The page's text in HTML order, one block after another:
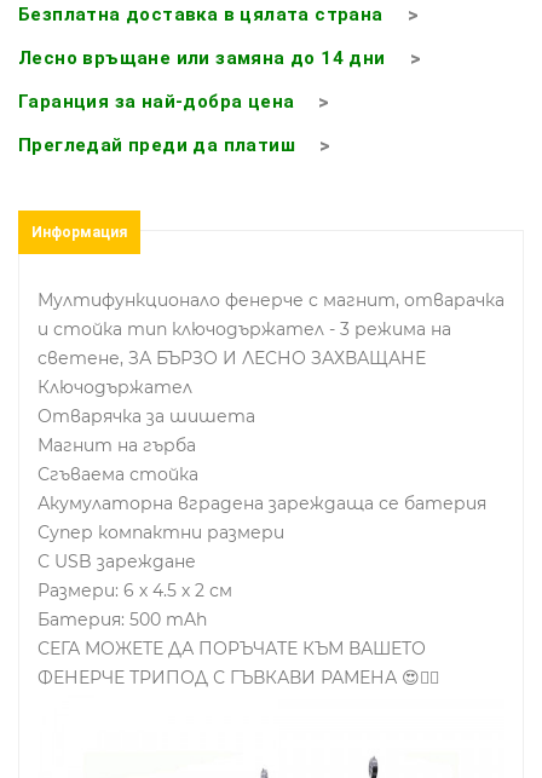
Безплатна доставка в цялата страна
Лесно връщане или замяна до 14 дни
Гаранция за най-добра цена
Прегледай преди да платиш
Информация
Мултифункционало фенерче с магнит, отварачка
и стойка тип ключодържател - 3 режима на
светене, ЗА БЪРЗО И ЛЕСНО ЗАХВАЩАНЕ
Ключодържател
Отварячка за шишета
Магнит на гърба
Сгъваема стойка
Акумулаторна вградена зареждаща се батерия
Супер компактни размери
С USB зареждане
Размери: 6 х 4.5 х 2 см
Батерия: 500 mAh
СЕГА МОЖЕТЕ ДА ПОРЪЧАТЕ КЪМ ВАШЕТО
ФЕНЕРЧЕ ТРИПОД С ГЪВКАВИ РАМЕНА 😍👇🏻